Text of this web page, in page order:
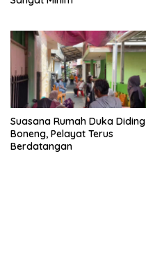
Suasana Rumah Duka Diding
Boneng, Pelayat Terus
Berdatangan